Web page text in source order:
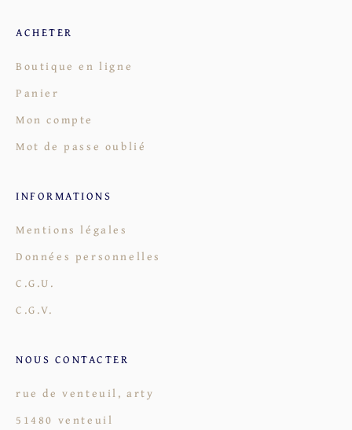
ACHETER
Boutique en ligne
Panier
Mon compte
Mot de passe oublié
INFORMATIONS
Mentions légales
Données personnelles
C.G.U.
C.G.V.
NOUS CONTACTER
rue de venteuil, arty
51480 venteuil